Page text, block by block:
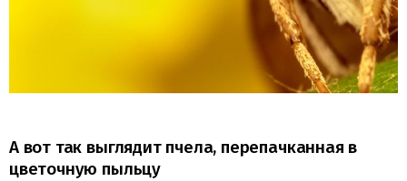
А вот так выглядит пчела, перепачканная в
цветочную пыльцу